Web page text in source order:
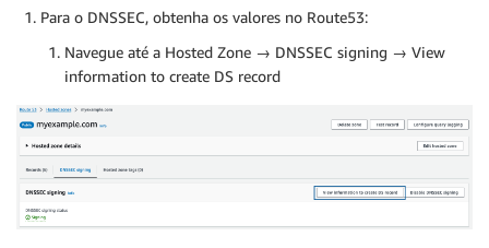
Para o DNSSEC, obtenha os valores no Route53:
Navegue até a Hosted Zone → DNSSEC signing → View
information to create DS record